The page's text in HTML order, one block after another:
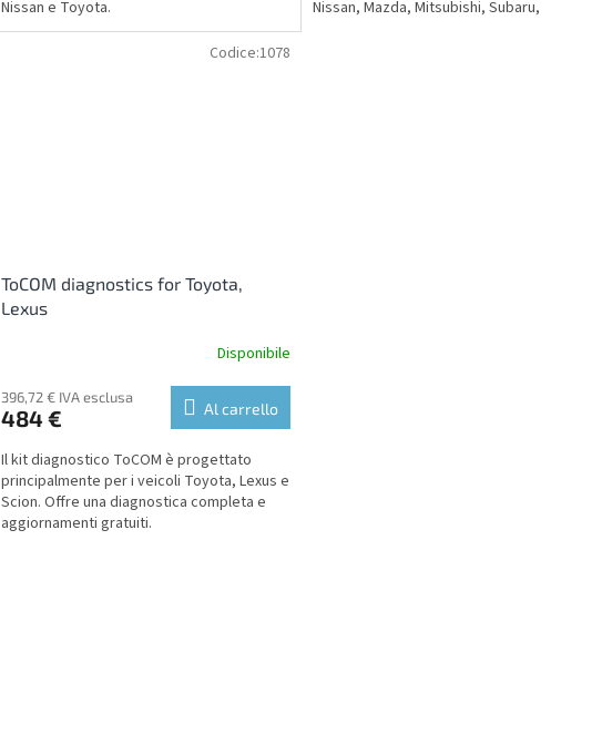
Nissan e Toyota.
Nissan, Mazda, Mitsubishi, Subaru,
ToCOM diagnostics for Toyota,
Lexus
Disponibile
396,72 € IVA esclusa
484 € Al carrello
Il kit diagnostico ToCOM è progettato
principalmente per i veicoli Toyota, Lexus e
Scion. Offre una diagnostica completa e
aggiornamenti gratuiti.
Codice:1078